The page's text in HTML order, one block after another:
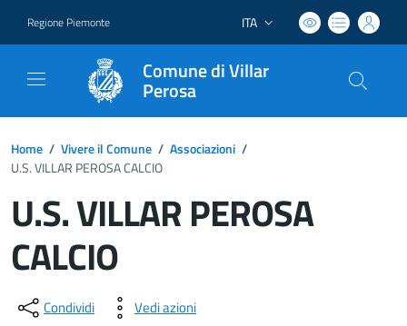
Regione Piemonte Lingua attiva:
ITA
Comune di Villar
Perosa
Home / Vivere il Comune / Associazioni /
U.S. VILLAR PEROSA CALCIO
U.S. VILLAR PEROSA
CALCIO
Dettagli del documento
Condividi Vedi azioni